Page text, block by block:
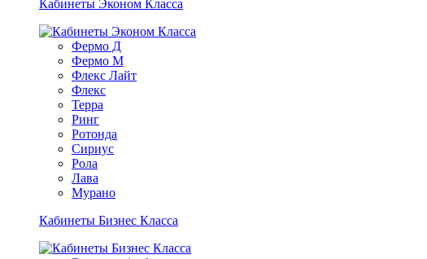
Кабинеты Эконом Класса
Фермо Д
Фермо М
Флекс Лайт
Флекс
Терра
Ринг
Ротонда
Сириус
Рола
Лава
Мурано
Кабинеты Бизнес Класса